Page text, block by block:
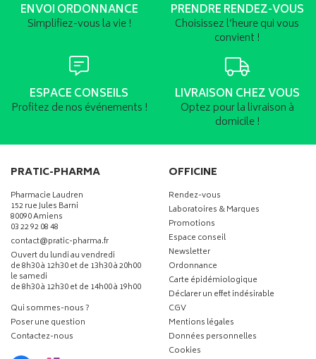
ENVOI ORDONNANCE
Simplifiez-vous la vie !
PRENDRE RENDEZ-VOUS
Choisissez l’heure qui vous
convient !
ESPACE CONSEILS
Profitez de nos événements !
LIVRAISON CHEZ VOUS
Optez pour la livraison à
domicile !
PRATIC-PHARMA
Pharmacie Laudren
152 rue Jules Barni
80090 Amiens
03 22 92 08 48
contact-
@-
pratic-pharma.fr
Ouvert du lundi au vendredi
de 8h30 à 12h30 et de 13h30 à 20h00
le samedi
de 8h30 à 12h30 et de 14h00 à 19h00
Qui sommes-nous ?
Poser une question
Contactez-nous
OFFICINE
Rendez-vous
Laboratoires & Marques
Promotions
Espace conseil
Newsletter
Ordonnance
Carte épidémiologique
Déclarer un effet indésirable
CGV
Mentions légales
Données personnelles
Cookies